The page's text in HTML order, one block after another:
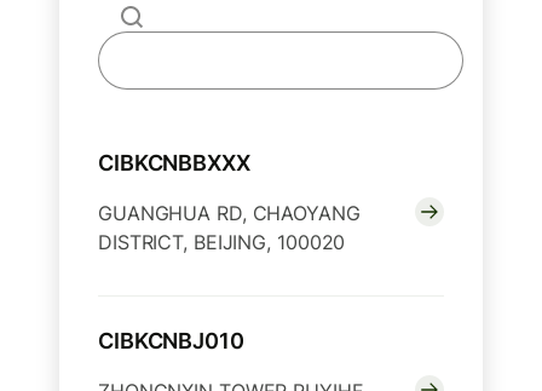
CIBKCNBBXXX
GUANGHUA RD, CHAOYANG
DISTRICT, BEIJING, 100020
CIBKCNBJ010